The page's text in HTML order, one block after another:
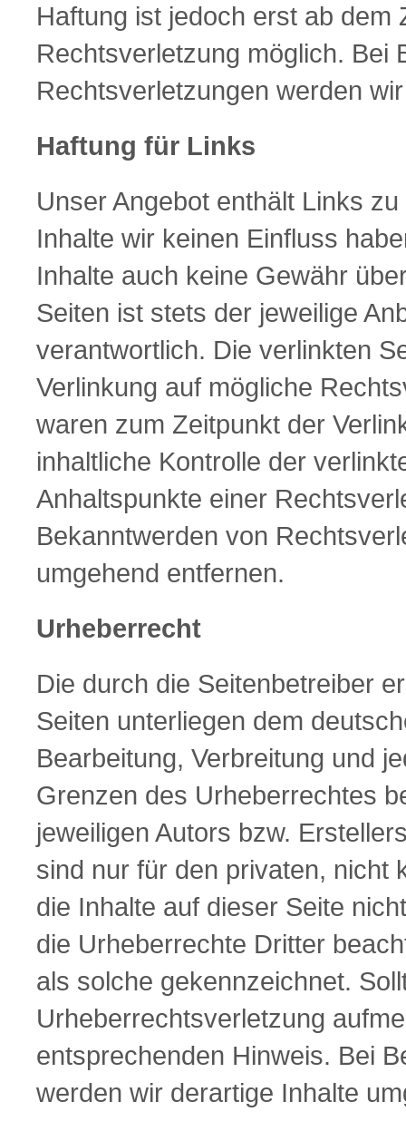
Haftung ist jedoch erst ab
Rechtsverletzung möglich. Bei
Rechtsverletzungen werden
Haftung für Links
Unser Angebot enthält Links
Inhalte wir keinen Einfluss
Inhalte auch keine Gewähr
Seiten ist stets der jeweilige
verantwortlich. Die verlinkten
Verlinkung auf mögliche
waren zum Zeitpunkt der
inhaltliche Kontrolle der
Anhaltspunkte einer
Bekanntwerden von
umgehend entfernen.
Urheberrecht
Die durch die Seitenbetreiber
Seiten unterliegen dem
Bearbeitung, Verbreitung und
Grenzen des Urheberrechtes
jeweiligen Autors bzw.
sind nur für den privaten, nicht
die Inhalte auf dieser Seite
die Urheberrechte Dritter
als solche gekennzeichnet.
Urheberrechtsverletzung
entsprechenden Hinweis. Bei
werden wir derartige Inhalte